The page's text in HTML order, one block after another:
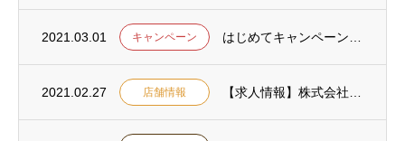
2021.03.01 キャンペーン
2021.02.27 店舗情報